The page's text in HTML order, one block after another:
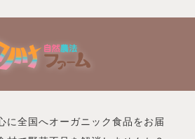
に全国へオーガニック食品をお届